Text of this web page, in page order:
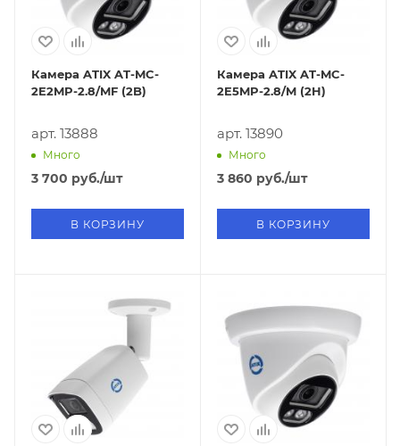
Камера ATIX AT-MC-
2E2MP-2.8/MF (2B)
арт. 13888
Много
3 700 руб./шт
В КОРЗИНУ
Камера ATIX AT-MC-
2E5MP-2.8/M (2H)
арт. 13890
Много
3 860 руб./шт
В КОРЗИНУ